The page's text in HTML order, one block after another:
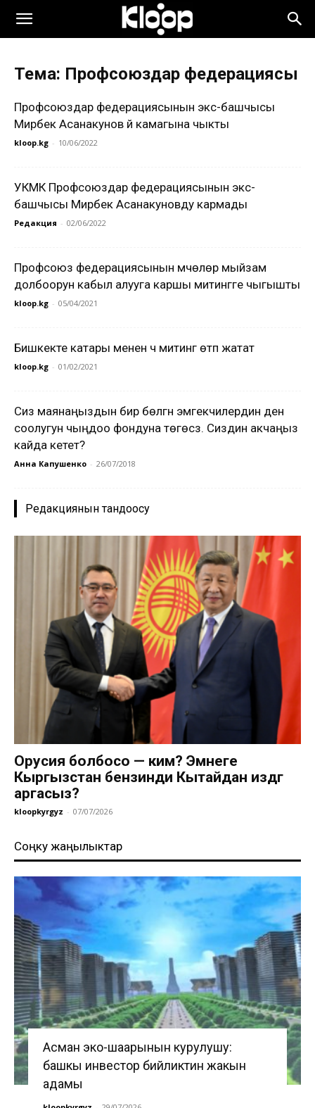
Тема: Профсоюздар федерациясы
Профсоюздар федерациясынын экс-башчысы
Мирбек Асанакунов үй камагына чыкты
kloop.kg - 10/06/2022
УКМК Профсоюздар федерациясынын экс-
башчысы Мирбек Асанакуновду кармады
Редакция - 02/06/2022
Профсоюз федерациясынын мүчөлөрү мыйзам
долбоорун кабыл алууга каршы митингге чыгышты
kloop.kg - 05/04/2021
Бишкекте катары менен үч митинг өтүп жатат
kloop.kg - 01/02/2021
Сиз маянаңыздын бир бөлүгүн эмгекчилердин ден
соолугун чыңдоо фондуна төгөсүз. Сиздин акчаңыз
кайда кетет?
Анна Капушенко - 26/07/2018
Редакциянын тандоосу
Орусия болбосо — ким? Эмнеге
Кыргызстан бензинди Кытайдан издөөгө
аргасыз?
kloopkyrgyz - 07/07/2026
Соңку жаңылыктар
Асман эко-шаарынын курулушу:
башкы инвестор бийликтин жакын
адамы